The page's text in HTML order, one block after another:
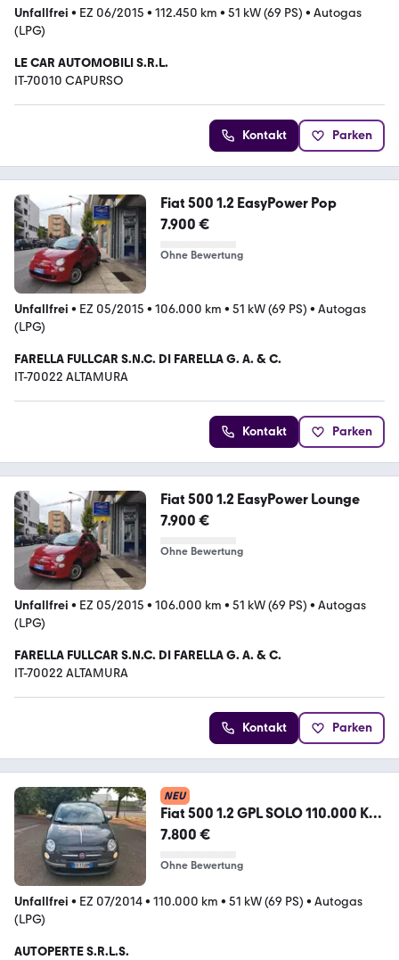
Unfallfrei • EZ 06/2015 • 112.450 km • 51 kW (69 PS) • Autogas
(LPG)
LE CAR AUTOMOBILI S.R.L.
IT-70010 CAPURSO
Kontakt Parken
Fiat 500 1.2 EasyPower Pop
7.900 €
Ohne Bewertung
Unfallfrei • EZ 05/2015 • 106.000 km • 51 kW (69 PS) • Autogas
(LPG)
FARELLA FULLCAR S.N.C. DI FARELLA G. A. & C.
IT-70022 ALTAMURA
Kontakt Parken
Fiat 500 1.2 EasyPower Lounge
7.900 €
Ohne Bewertung
Unfallfrei • EZ 05/2015 • 106.000 km • 51 kW (69 PS) • Autogas
(LPG)
FARELLA FULLCAR S.N.C. DI FARELLA G. A. & C.
IT-70022 ALTAMURA
Kontakt Parken
NEU
Fiat 500 1.2 GPL SOLO 110.000 KM
NEOPATENTATI
7.800 €
Ohne Bewertung
Unfallfrei • EZ 07/2014• 110.000 km • 51 kW (69 PS) • Autogas
(LPG)
AUTOPERTE S.R.L.S.